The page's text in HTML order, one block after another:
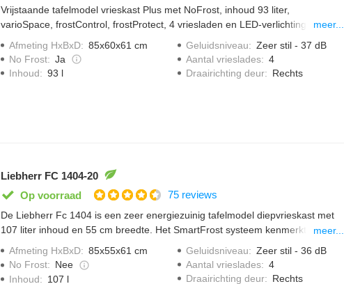
Vrijstaande tafelmodel vrieskast Plus met NoFrost, inhoud 93 liter,
varioSpace, frostControl, frostProtect, 4 vriesladen en LED-verlichting.
meer...
Afmeting HxBxD: 85x60x61 cm
No Frost: Ja
Inhoud: 93 l
Geluidsniveau: Zeer stil - 37 dB
Aantal vrieslades: 4
Draairichting deur: Rechts
Liebherr FC 1404-20
Op voorraad
75 reviews
De Liebherr Fc 1404 is een zeer energiezuinig tafelmodel diepvrieskast met
107 liter inhoud en 55 cm breedte. Het SmartFrost systeem kenmerkt zich
door de gladde binnenwanden waardoor het reinigen en ontdooien sneller en
makkelijker is. Met handige invriesautomaat, invriezen én bewaren in elke
lade.
meer...
Afmeting HxBxD: 85x55x61 cm
No Frost: Nee
Inhoud: 107 l
Geluidsniveau: Zeer stil - 36 dB
Aantal vrieslades: 4
Draairichting deur: Rechts